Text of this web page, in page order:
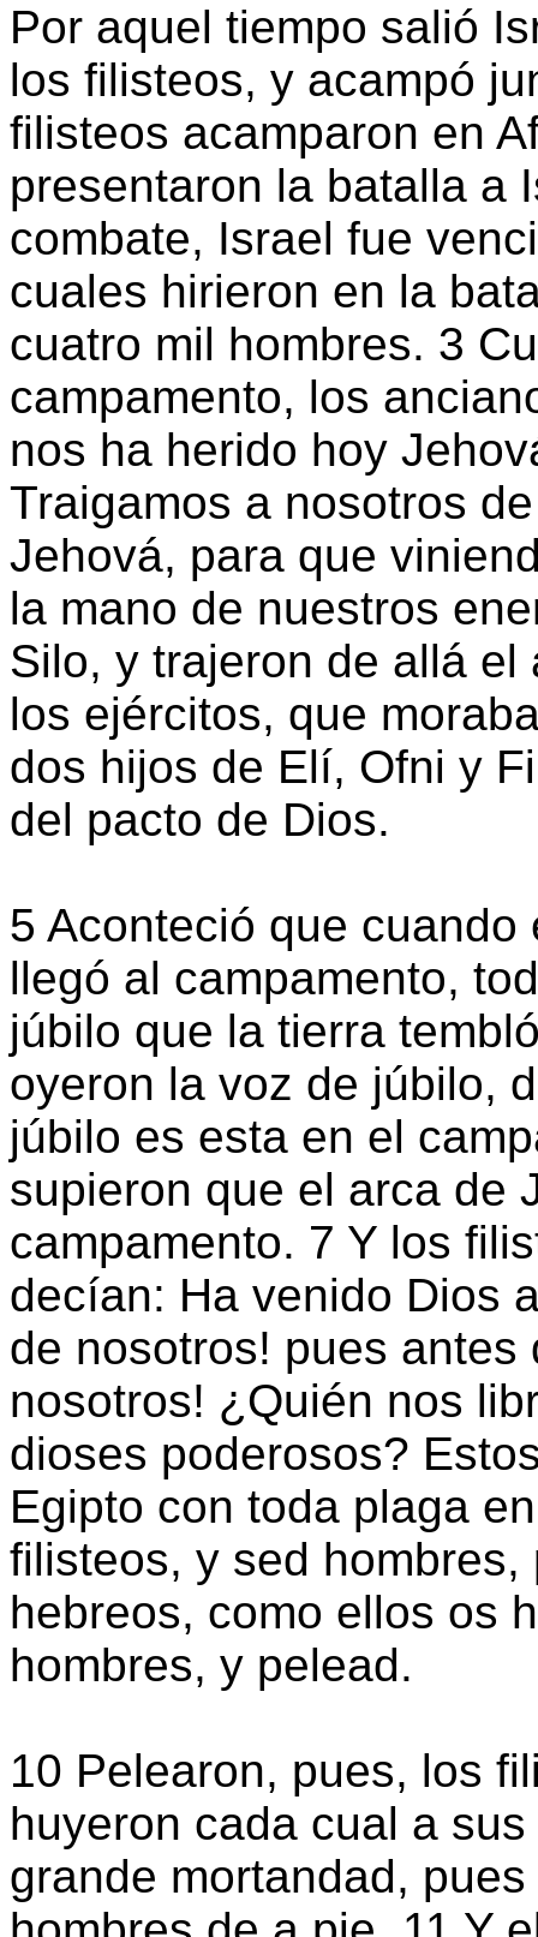
Por aquel tiempo salió
los filisteos, y acampó
filisteos acamparon en
presentaron la batalla a
combate, Israel fue
cuales hirieron en la
cuatro mil hombres. 3
campamento, los
nos ha herido hoy
Traigamos a nosotros
Jehová, para que
la mano de nuestros
Silo, y trajeron de allá
los ejércitos, que
dos hijos de Elí, Ofni y
del pacto de Dios.
5 Aconteció que
llegó al campamento,
júbilo que la tierra
oyeron la voz de júbilo,
júbilo es esta en el
supieron que el arca de
campamento. 7 Y los
decían: Ha venido Dios
de nosotros! pues antes
nosotros! ¿Quién nos
dioses poderosos?
Egipto con toda plaga
filisteos, y sed
hebreos, como ellos os
hombres, y pelead.
10 Pelearon, pues, los
huyeron cada cual a
grande mortandad,